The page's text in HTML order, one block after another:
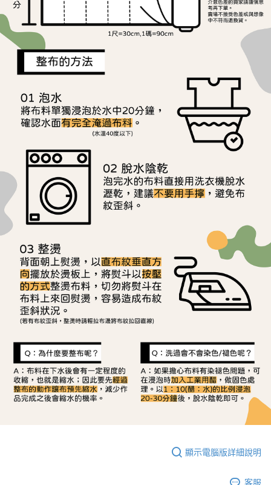
是否繳費成功／繳費後需取消欲退款等相關疑問，請聯繫「AFTEE先享後付
客戶支援中心」 https://netprotections.freshdesk.com/support/home
【注意事項】
１．透過由恩沛科技股份有限公司提供之「AFTEE先享後付」服務完成之交
易，需依本服務之必要範圍內提供個人資料，並將交易相關給付款項請求債
權轉讓予恩沛科技股份有限公司。
https://aftee.tw/terms/#terms3
３．未成年的使用者請事先徵得法定代理人或監護人之同意方可使用
「AFTEE先享後付」，若未經同意申辦者引起之損失，本公司不負相關責
任。
４．使用「AFTEE先享後付」時，將依據個別帳號之用戶狀況，依本公司即
時審查核予不同之上限額度；若仍有額度不足之情形，本公司將視審查結果
請求用戶進行身份認證。
５．嚴禁一人註冊多個帳號或使用他人資訊註冊。若發現惡意使用之情形，
恩沛科技股份有限公司將有權停止該用戶之使用額度並採取法律行動。
每筆NT$240
顯示電腦版詳細說明
客服